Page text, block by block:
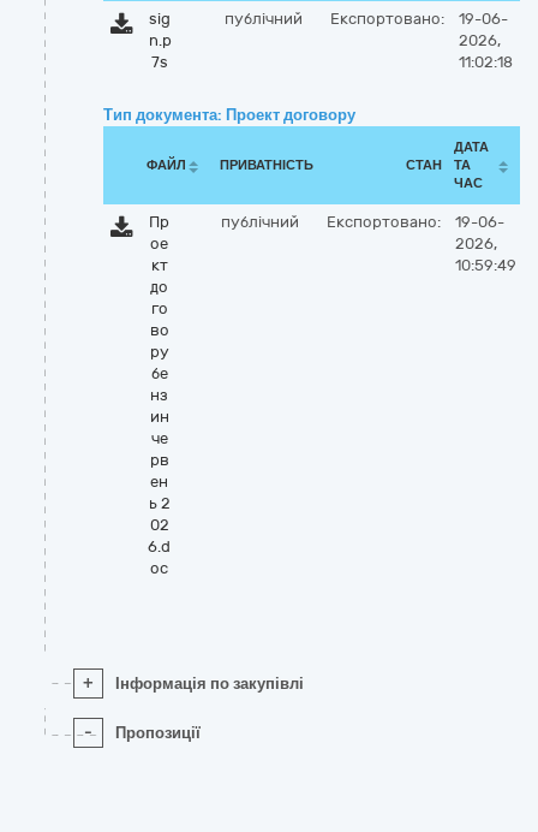
sig
n.p
7s
публічний Експортовано:
19-06-
2026,
11:02:18
Тип документа: Проект договору
ФАЙЛ ПРИВАТНІСТЬ СТАН
ДАТА
ТА
ЧАС
Пр
ое
кт
до
го
во
ру
бе
нз
ин
че
рв
ен
ь 2
02
6.d
oc
публічний Експортовано:
19-06-
2026,
10:59:49
+ Інформація по закупівлі
- Пропозиції